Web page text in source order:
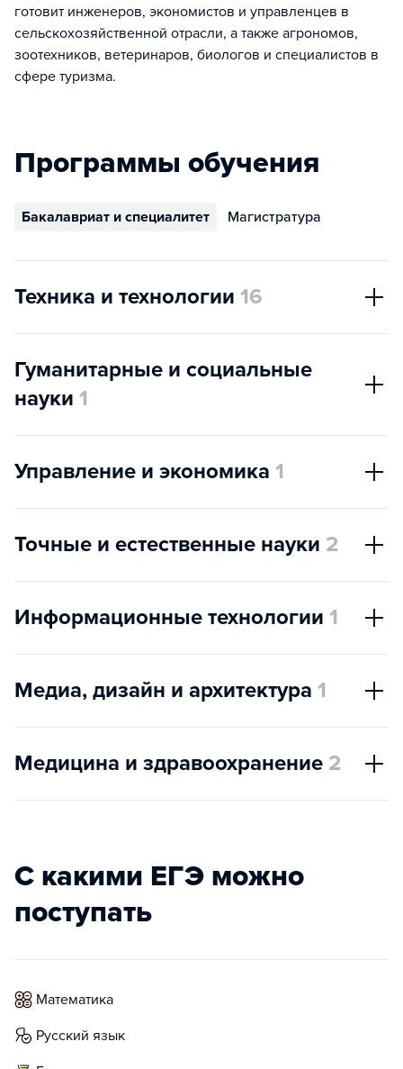
готовит инженеров, экономистов и управленцев в
сельскохозяйственной отрасли, а также агрономов,
зоотехников, ветеринаров, биологов и специалистов в
сфере туризма.
Программы обучения
Бакалавриат и специалитет Магистратура
Техника и технологии 16
Гуманитарные и социальные
науки 1
Управление и экономика 1
Точные и естественные науки 2
Информационные технологии 1
Медиа, дизайн и архитектура 1
Медицина и здравоохранение 2
С какими ЕГЭ можно
поступать
математика
русский язык